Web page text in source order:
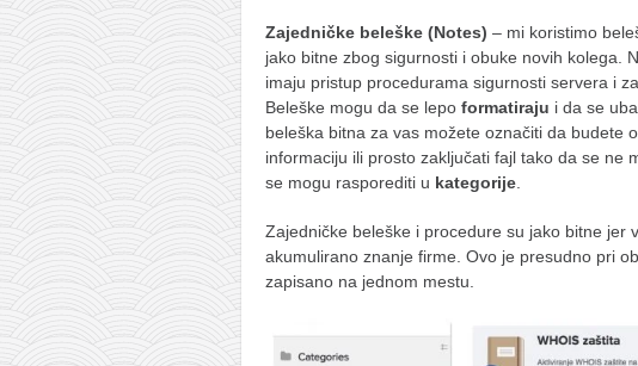
Zajedničke beleške (Notes) – mi koristimo
jako bitne zbog sigurnosti i obuke novih kolega.
imaju pristup procedurama sigurnosti servera i
Beleške mogu da se lepo formatiraju i da se
beleška bitna za vas možete označiti da budete
informaciju ili prosto zaključati fajl tako da se ne
se mogu rasporediti u kategorije
Zajedničke beleške i procedure su jako bitne jer
akumulirano znanje firme. Ovo je presudno pri
zapisano na jednom mestu.